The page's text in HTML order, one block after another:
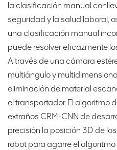
la clasificación manual
seguridad y la salud laboral,
una clasificación manual
puede resolver eficazmente
A través de una cámara
multiángulo y
eliminación de material
el transportador. El algoritmo
extraños CRM-CNN de
precisión la posición 3D de
robot para agarre el